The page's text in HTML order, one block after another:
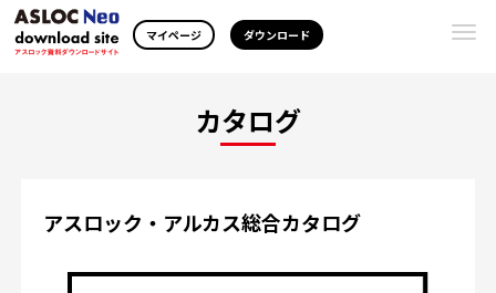
マイページ ダウンロード
カタログ
アスロック・アルカス総合カタログ